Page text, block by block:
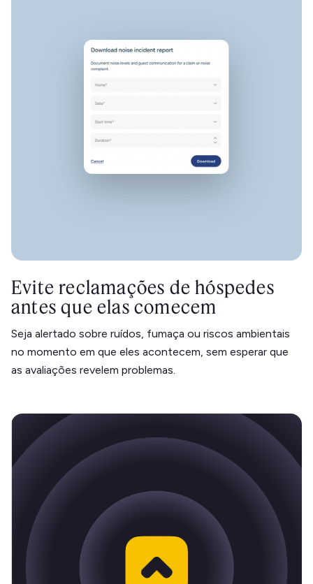
Evite reclamações de hóspedes
antes que elas comecem
Seja alertado sobre ruídos, fumaça ou riscos ambientais
no momento em que eles acontecem, sem esperar que
as avaliações revelem problemas.